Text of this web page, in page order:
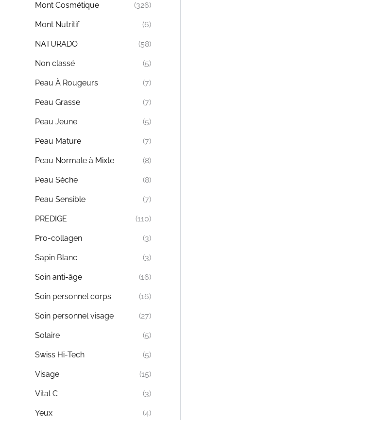
Mont Cosmétique (326)
Mont Nutritif (6)
NATURADO (58)
Non classé (5)
Peau À Rougeurs (7)
Peau Grasse (7)
Peau Jeune (5)
Peau Mature (7)
Peau Normale à Mixte (8)
Peau Sèche (8)
Peau Sensible (7)
PREDIGE (110)
Pro-collagen (3)
Sapin Blanc (3)
Soin anti-âge (16)
Soin personnel corps (16)
Soin personnel visage (27)
Solaire (5)
Swiss Hi-Tech (5)
Visage (15)
Vital C (3)
Yeux (4)